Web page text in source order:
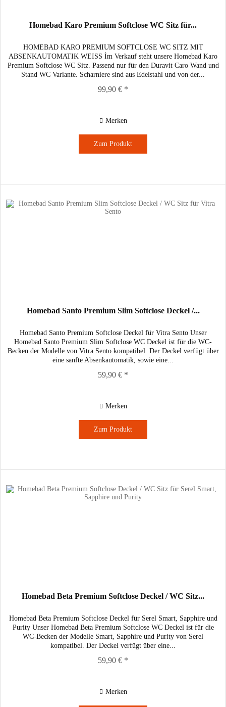
Homebad Karo Premium Softclose WC Sitz für...
HOMEBAD KARO PREMIUM SOFTCLOSE WC SITZ MIT
ABSENKAUTOMATIK WEISS İm Verkauf steht unsere Homebad Karo
Premium Softclose WC Sitz. Passend nur für den Duravit Caro Wand und
Stand WC Variante. Scharniere sind aus Edelstahl und von der...
99,90 € *
Merken
Zum Produkt
Homebad Santo Premium Slim Softclose Deckel /...
Homebad Santo Premium Softclose Deckel für Vitra Sento Unser
Homebad Santo Premium Slim Softclose WC Deckel ist für die WC-
Becken der Modelle von Vitra Sento kompatibel. Der Deckel verfügt über
eine sanfte Absenkautomatik, sowie eine...
59,90 € *
Merken
Zum Produkt
Homebad Beta Premium Softclose Deckel / WC Sitz...
Homebad Beta Premium Softclose Deckel für Serel Smart, Sapphire und
Purity Unser Homebad Beta Premium Softclose WC Deckel ist für die
WC-Becken der Modelle Smart, Sapphire und Purity von Serel
kompatibel. Der Deckel verfügt über eine...
59,90 € *
Merken